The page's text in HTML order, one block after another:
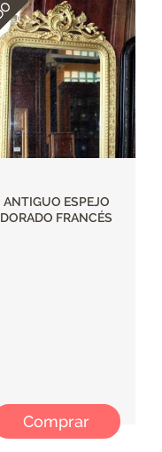
ANTIGUO ESPEJO
DORADO FRANCÉS
Comprar